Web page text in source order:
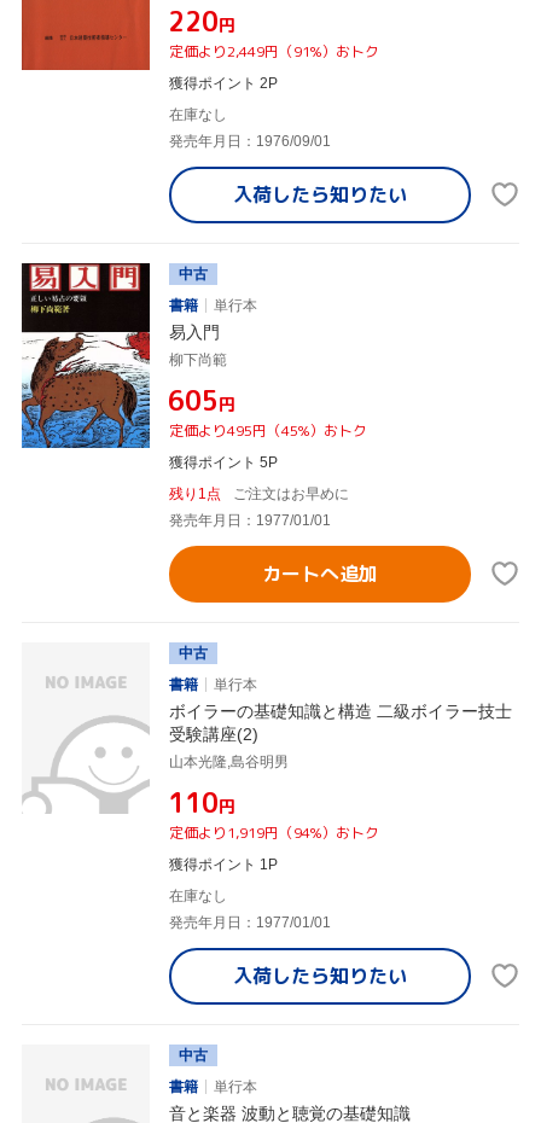
¥220円
定価より2,449円（91%）おトク
獲得ポイント 2P
在庫なし
発売年月日：1976/09/01
入荷したら知りたい
中古
書籍
単行本
易入門
柳下尚範
¥605円
定価より495円（45%）おトク
獲得ポイント 5P
残り1点
ご注文はお早めに
発売年月日：1977/01/01
カートへ追加
中古
書籍
単行本
ボイラーの基礎知識と構造 二級ボイラー技士
受験講座(2)
山本光隆,島谷明男
¥110円
定価より1,919円（94%）おトク
獲得ポイント 1P
在庫なし
発売年月日：1977/01/01
入荷したら知りたい
中古
書籍
単行本
音と楽器 波動と聴覚の基礎知識